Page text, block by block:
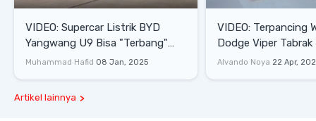
VIDEO: Supercar Listrik BYD
Yangwang U9 Bisa "Terbang"
Lewati Rintangan
Muhammad Hafid 08 Jan, 2025
VIDEO: Terpancing
Dodge Viper Tabrak
Saat Burnout
Alvando Noya 22 Apr,
Artikel lainnya